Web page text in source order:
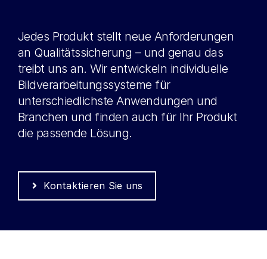
Jedes Produkt stellt neue Anforderungen
an Qualitätssicherung – und genau das
treibt uns an. Wir entwickeln individuelle
Bildverarbeitungssysteme für
unterschiedlichste Anwendungen und
Branchen und finden auch für Ihr Produkt
die passende Lösung.
Kontaktieren Sie uns